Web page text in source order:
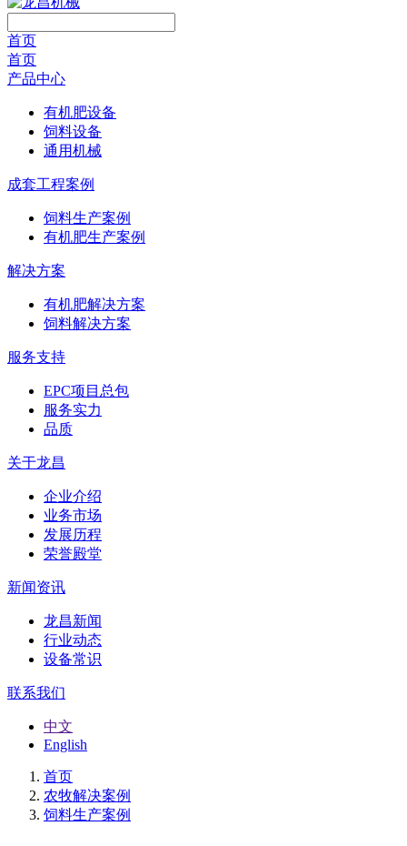
首页
首页
产品中心
有机肥设备
饲料设备
通用机械
成套工程案例
饲料生产案例
有机肥生产案例
解决方案
有机肥解决方案
饲料解决方案
服务支持
EPC项目总包
服务实力
品质
关于龙昌
企业介绍
业务市场
发展历程
荣誉殿堂
新闻资讯
龙昌新闻
行业动态
设备常识
联系我们
中文
English
首页
农牧解决案例
饲料生产案例